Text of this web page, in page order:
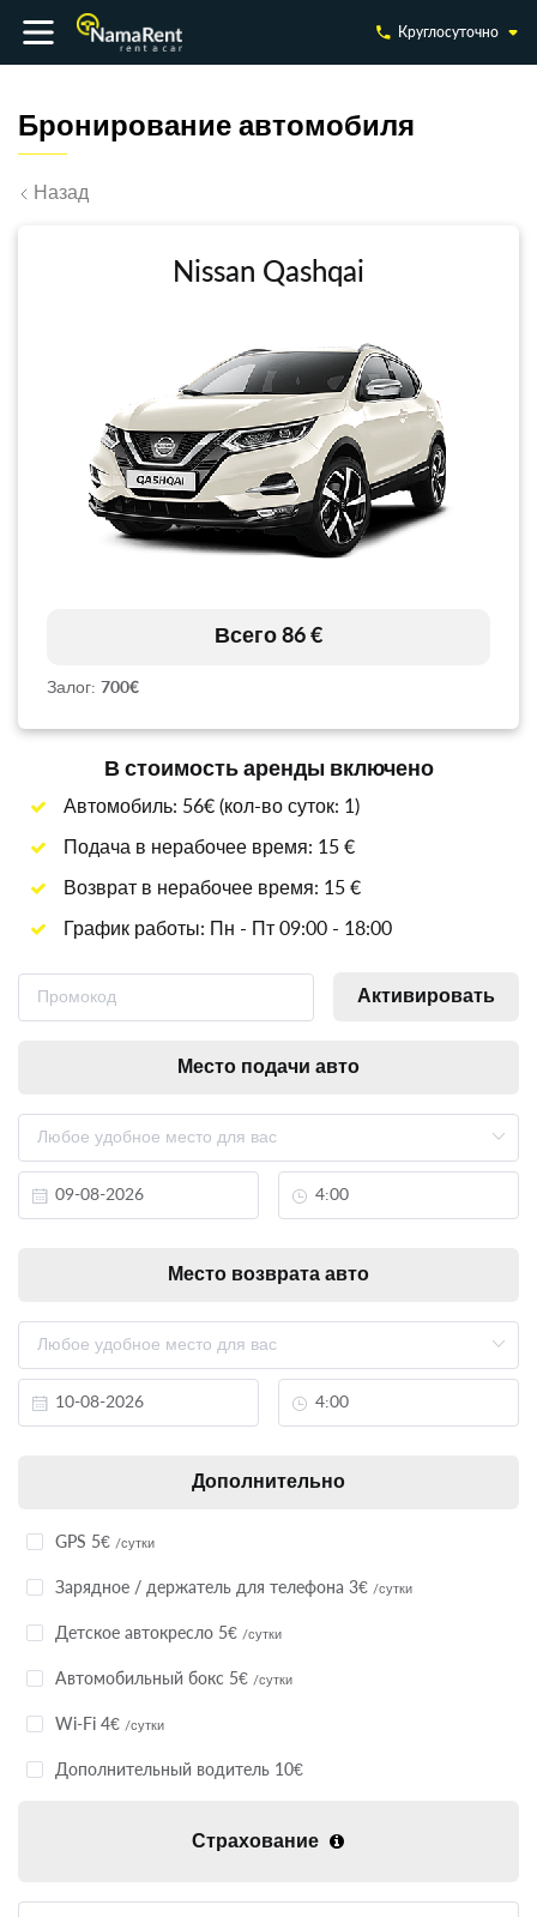
Круглосуточно
Бронирование автомобиля
Назад
Место подачи авто
Место возврата авто
Дополнительно
GPS 5€ /сутки
Зарядное / держатель для телефона 3€ /сутки
Детское автокресло 5€ /сутки
Автомобильный бокс 5€ /сутки
Wi-Fi 4€ /сутки
Дополнительный водитель 10€
Страхование
Nissan Qashqai
Всего 86 €
Залог: 700€
В стоимость аренды включено
Автомобиль: 56€ (кол-во суток: 1)
Подача в нерабочее время: 15 €
Возврат в нерабочее время: 15 €
График работы: Пн - Пт 09:00 - 18:00
Активировать